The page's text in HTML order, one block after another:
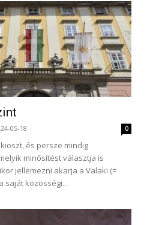
05-18 0
és persze mindig
minősítést választja is
jellemezni akarja a Valaki (=
saját közösségi...